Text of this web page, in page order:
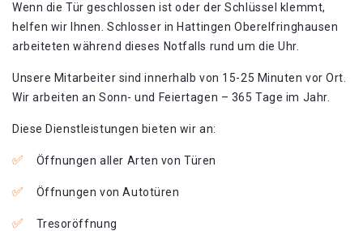
Wenn die Tür geschlossen ist oder der Schlüssel klemmt,
helfen wir Ihnen. Schlosser in Hattingen Oberelfringhausen
arbeiteten während dieses Notfalls rund um die Uhr.
Unsere Mitarbeiter sind innerhalb von 15-25 Minuten vor Ort.
Wir arbeiten an Sonn- und Feiertagen – 365 Tage im Jahr.
Diese Dienstleistungen bieten wir an:
Öffnungen aller Arten von Türen
Öffnungen von Autotüren
Tresoröffnung